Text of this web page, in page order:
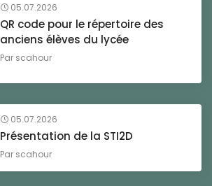
05.07.2026
QR code pour le répertoire des
anciens élèves du lycée
Par scahour
05.07.2026
Présentation de la STI2D
Par scahour